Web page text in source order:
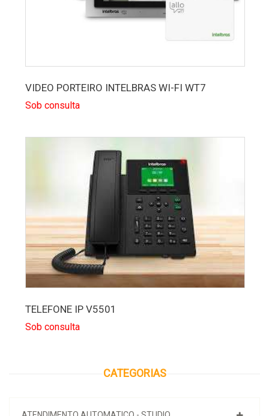
CATEGORIAS
VIDEO PORTEIRO INTELBRAS WI-FI WT7
Sob consulta
TELEFONE IP V5501
Sob consulta